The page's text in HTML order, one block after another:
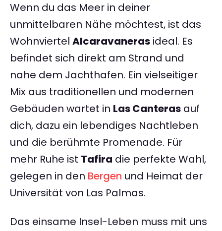
Wenn du das Meer in deiner
unmittelbaren Nähe möchtest, ist das
Wohnviertel Alcaravaneras ideal. Es
befindet sich direkt am Strand und
nahe dem Jachthafen. Ein vielseitiger
Mix aus traditionellen und modernen
Gebäuden wartet in Las Canteras auf
dich, dazu ein lebendiges Nachtleben
und die berühmte Promenade. Für
mehr Ruhe ist Tafira die perfekte Wahl,
gelegen in den Bergen und Heimat der
Universität von Las Palmas.
Das einsame Insel-Leben muss mit uns